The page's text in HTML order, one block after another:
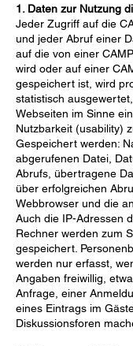
1. Daten zur Nutzung
Jeder Zugriff auf die
und jeder Abruf einer
auf die von einer
wird oder auf einer
gespeichert ist, wird
statistisch
Webseiten im Sinne
Nutzbarkeit (usability)
Gespeichert werden:
abgerufenen Datei,
Abrufs, übertragene
über erfolgreichen
Webbrowser und die
Auch die IP-Adressen
Rechner werden zum
gespeichert.
werden nur erfasst,
Angaben freiwillig,
Anfrage, einer
eines Eintrags im
Diskussionsforen